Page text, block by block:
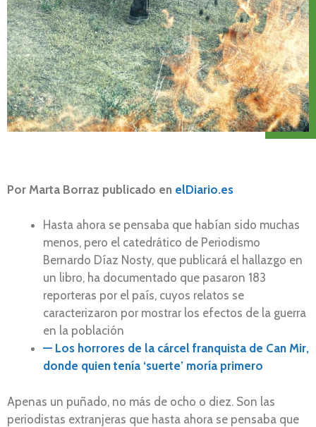
Por Marta Borraz publicado en elDiario.es
Hasta ahora se pensaba que habían sido muchas
menos, pero el catedrático de Periodismo
Bernardo Díaz Nosty, que publicará el hallazgo en
un libro, ha documentado que pasaron 183
reporteras por el país, cuyos relatos se
caracterizaron por mostrar los efectos de la guerra
en la población
— Los horrores de la cárcel franquista de Can Mir,
donde quien tenía ‘suerte’ moría primero
Apenas un puñado, no más de ocho o diez. Son las
periodistas extranjeras que hasta ahora se pensaba que